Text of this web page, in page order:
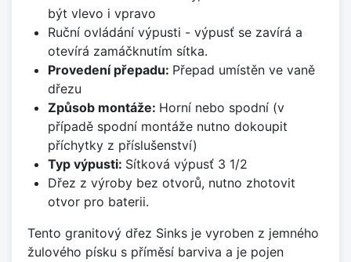
být vlevo i vpravo
Ruční ovládání výpusti - výpusť se zavírá a
otevírá zamáčknutím sítka.
Provedení přepadu: Přepad umístěn ve vaně
dřezu
Způsob montáže: Horní nebo spodní (v
případě spodní montáže nutno dokoupit
příchytky z příslušenství)
Typ výpusti: Sítková výpusť 3 1/2
Dřez z výroby bez otvorů, nutno zhotovit
otvor pro baterii.
Tento granitový dřez Sinks je vyroben z jemného
žulového písku s příměsí barviva a je pojen